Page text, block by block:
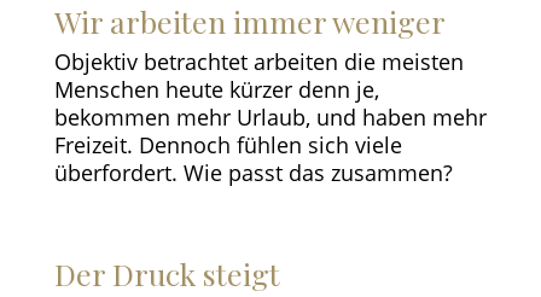
Wir arbeiten immer weniger
Objektiv betrachtet arbeiten die meisten
Menschen heute kürzer denn je,
bekommen mehr Urlaub, und haben mehr
Freizeit. Dennoch fühlen sich viele
überfordert. Wie passt das zusammen?
Der Druck steigt